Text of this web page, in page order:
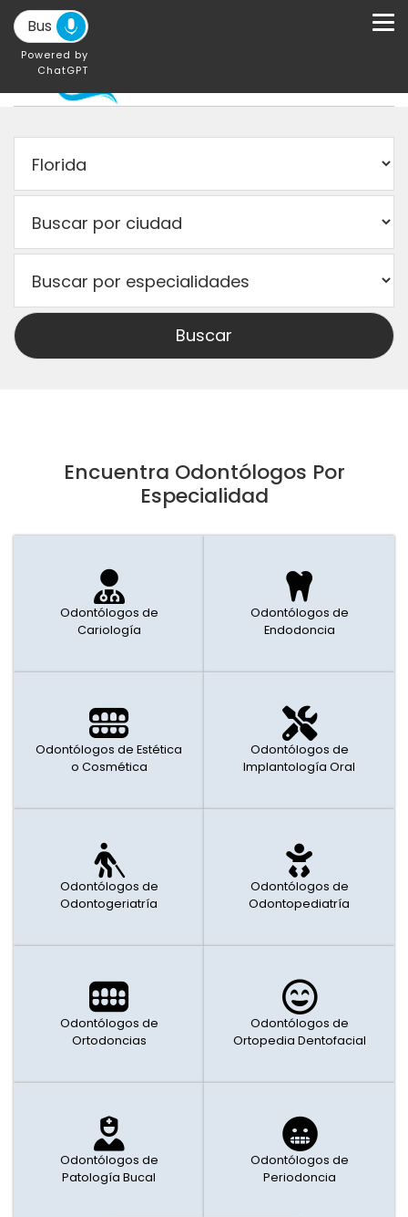
Powered by
ChatGPT
Encuentra Odontólogos Por
Especialidad
Odontólogos de
Cariología
Odontólogos de
Endodoncia
Odontólogos de Estética
o Cosmética
Odontólogos de
Implantología Oral
Odontólogos de
Odontogeriatría
Odontólogos de
Odontopediatría
Odontólogos de
Ortodoncias
Odontólogos de
Ortopedia Dentofacial
Odontólogos de
Patología Bucal
Odontólogos de
Periodoncia